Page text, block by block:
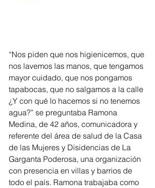
“Nos piden que nos higienicemos, que
nos lavemos las manos, que tengamos
mayor cuidado, que nos pongamos
tapabocas, que no salgamos a la calle
¿Y con qué lo hacemos si no tenemos
agua?” se preguntaba Ramona
Medina, de 42 años, comunicadora y
referente del área de salud de la Casa
de las Mujeres y Disidencias de La
Garganta Poderosa, una organización
con presencia en villas y barrios de
todo el país. Ramona trabajaba como